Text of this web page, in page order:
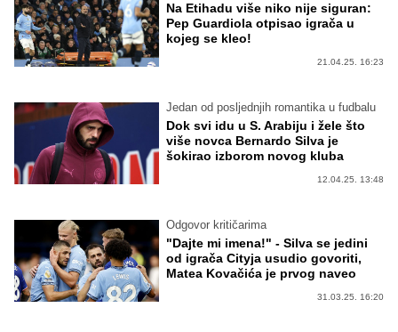
Na Etihadu više niko nije siguran:
Pep Guardiola otpisao igrača u
kojeg se kleo!
21.04.25. 16:23
Jedan od posljednjih romantika u fudbalu
Dok svi idu u S. Arabiju i žele što
više novca Bernardo Silva je
šokirao izborom novog kluba
12.04.25. 13:48
Odgovor kritičarima
"Dajte mi imena!" - Silva se jedini
od igrača Cityja usudio govoriti,
Matea Kovačića je prvog naveo
31.03.25. 16:20